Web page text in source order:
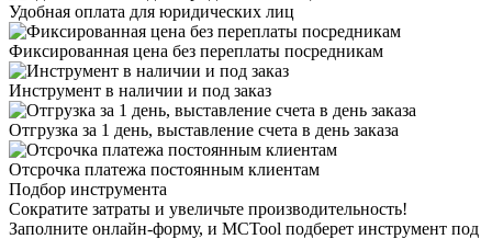
Удобная оплата для юридических лиц
Фиксированная цена без переплаты посредникам
Инструмент в наличии и под заказ
Отгрузка за 1 день, выставление счета в день заказа
Отсрочка платежа постоянным клиентам
Подбор инструмента
Сократите затраты и увеличьте производительность!
Заполните онлайн-форму, и MCTool подберет инструмент под